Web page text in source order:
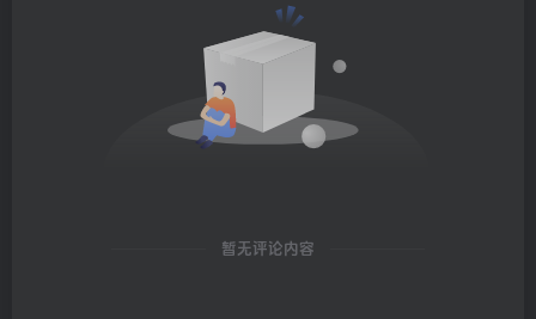
暂无评论内容